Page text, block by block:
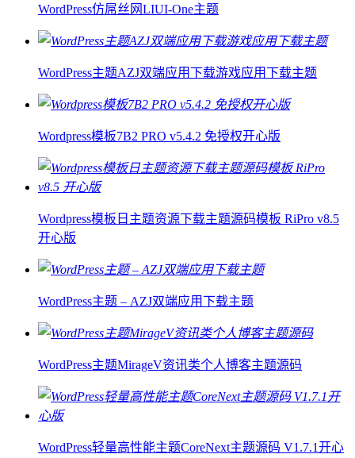
WordPress仿屌丝网LIUI-One主题
WordPress主题AZJ双端应用下载游戏应用下载主题
Wordpress模板7B2 PRO v5.4.2 免授权开心版
Wordpress模板日主题资源下载主题源码模板 RiPro v8.5
开心版
WordPress主题 – AZJ双端应用下载主题
WordPress主题MirageV资讯类个人博客主题源码
WordPress轻量高性能主题CoreNext主题源码 V1.7.1开心